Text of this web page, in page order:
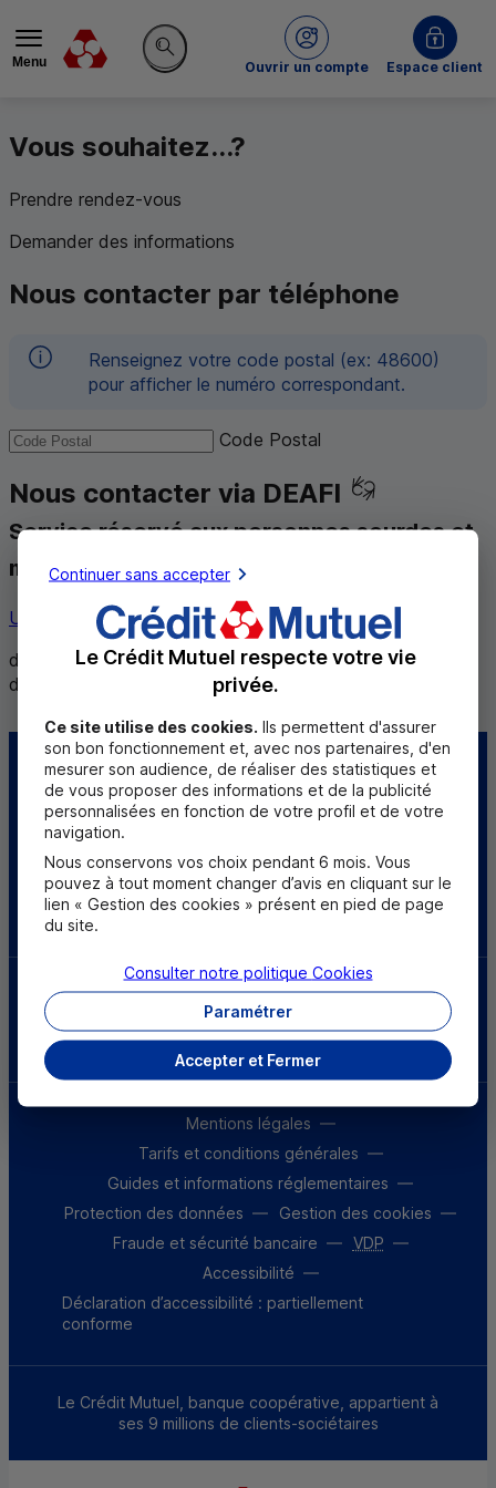
Menu
Rechercher sur le site
Ouvrir un compte
du Crédit MutuelEspace client
Vous souhaitez...?
Prendre rendez-vous
Demander des informations
Nous contacter par téléphone
Renseignez votre code postal (ex: 48600)
pour afficher le numéro correspondant.
Code Postal
Nous contacter via DEAFI
Service réservé aux personnes sourdes et
malentendantes
Utiliser ce service
de 8h30 à 12h et de 14h à 18h du lundi au vendredi,
de 8h30 à 12h le samedi
Centre d'aide Trouver une caisse
Sourds et
Télécharger l'application
Parrainez un proche et profitez ensemble
Découvrir notre offre
Mentions légales
Tarifs et conditions générales
Guides et informations réglementaires
Protection des données
Gestion des cookies
Fraude et sécurité bancaire
VDP
Accessibilité
Déclaration d’accessibilité : partiellement
conforme
Le Crédit Mutuel, banque coopérative, appartient à
ses 9 millions de clients-sociétaires
Continuer sans accepter
Le Crédit Mutuel respecte votre vie
privée.
Ce site utilise des cookies. Ils permettent d'assurer
son bon fonctionnement et, avec nos partenaires, d'en
mesurer son audience, de réaliser des statistiques et
de vous proposer des informations et de la publicité
personnalisées en fonction de votre profil et de votre
navigation.
Nous conservons vos choix pendant 6 mois. Vous
pouvez à tout moment changer d’avis en cliquant sur le
lien « Gestion des cookies » présent en pied de page
du site.
Accepter et Fermer
Paramétrer
Consulter notre politique Cookies